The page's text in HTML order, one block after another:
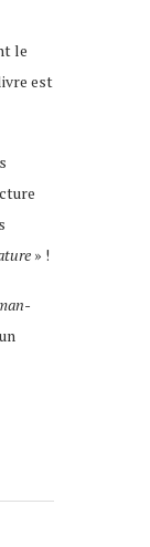
le
est
» !